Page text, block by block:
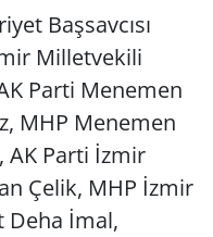
Başsavcısı
Milletvekili
Parti Menemen
MHP Menemen
AK Parti İzmir
Çelik, MHP İzmir
Deha İmal,